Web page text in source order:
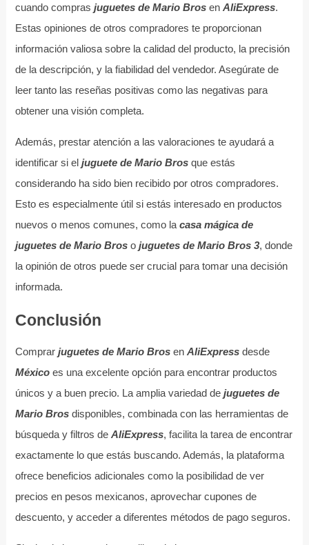
cuando compras juguetes de Mario Brosen AliExpress.
Estas opiniones de otros compradores te proporcionan
información valiosa sobre la calidad del producto, la precisión
de la descripción, y la fiabilidad del vendedor. Asegúrate de
leer tanto las reseñas positivas como las negativas para
obtener una visión completa.
Además, prestar atención a las valoraciones te ayudará a
identificar si el juguete de Mario Brosque estás
considerando ha sido bien recibido por otros compradores.
Esto es especialmente útil si estás interesado en productos
nuevos o menos comunes, como la casa mágica de
juguetes de Mario Broso juguetes de Mario Bros 3, donde
la opinión de otros puede ser crucial para tomar una decisión
informada.
Conclusión
Comprar juguetes de Mario Brosen AliExpressdesde
Méxicoes una excelente opción para encontrar productos
únicos y a buen precio. La amplia variedad de juguetes de
Mario Brosdisponibles, combinada con las herramientas de
búsqueda y filtros de AliExpress, facilita la tarea de encontrar
exactamente lo que estás buscando. Además, la plataforma
ofrece beneficios adicionales como la posibilidad de ver
precios en pesos mexicanos, aprovechar cupones de
descuento, y acceder a diferentes métodos de pago seguros.